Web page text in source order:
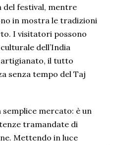
del festival, mentre
in mostra le tradizioni
I visitatori possono
dell’India
il tutto
senza tempo del Taj
semplice mercato: è un
tramandate di
Mettendo in luce